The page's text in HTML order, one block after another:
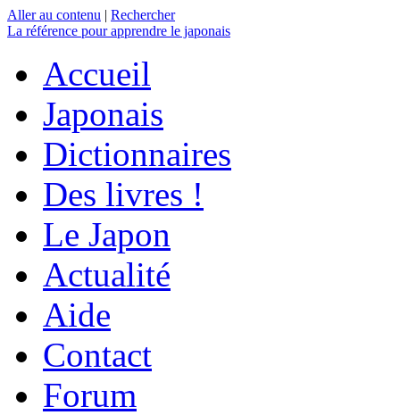
Aller au contenu | Rechercher
La référence pour apprendre le japonais
Accueil
Japonais
Dictionnaires
Des livres !
Le Japon
Actualité
Aide
Contact
Forum